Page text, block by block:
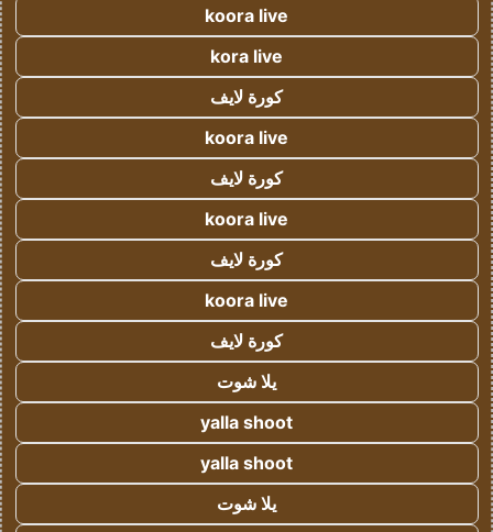
koora live
kora live
كورة لايف
koora live
كورة لايف
koora live
كورة لايف
koora live
كورة لايف
يلا شوت
yalla shoot
yalla shoot
يلا شوت